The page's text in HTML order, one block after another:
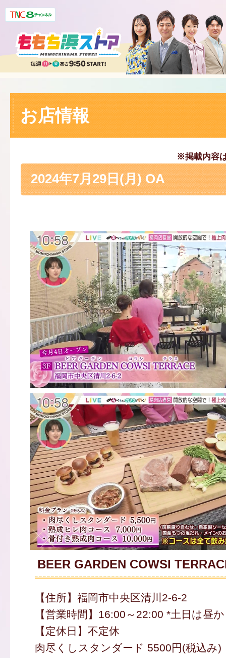
お店情報
※掲載内容
2024年7月29日(月) OA
BEER GARDEN COWSI
【住所】福岡市中央区清川2-6-2
【営業時間】16:00～22:00 *土日は昼
【定休日】不定休
肉尽くしスタンダード 5500円(税込み)